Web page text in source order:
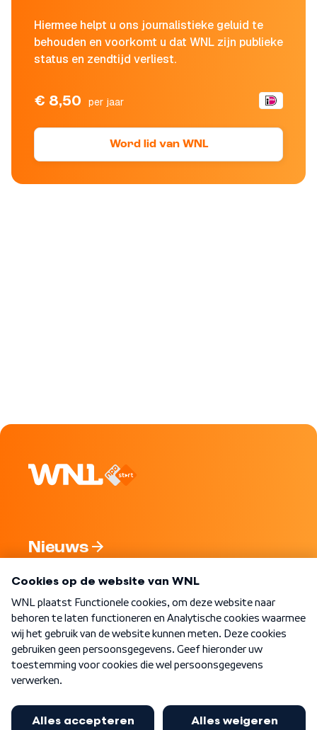
Hiermee helpt u ons journalistieke geluid te
behouden en voorkomt u dat WNL zijn publieke
status en zendtijd verliest.
€ 8,50 per jaar
Word lid van WNL
Nieuws
Nieuwsbrief
Word Lid